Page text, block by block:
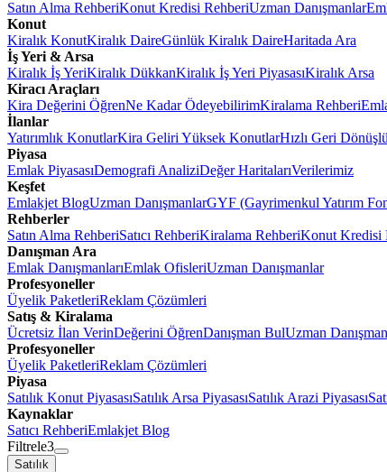
Satın Alma RehberiKonut Kredisi RehberiUzman Danışmanlar
Konut
Kiralık KonutKiralık DaireGünlük Kiralık DaireHaritada Ara
İş Yeri & Arsa
Kiralık İş YeriKiralık DükkanKiralık İş Yeri PiyasasıKiralık Arsa
Kiracı Araçları
Kira Değerini ÖğrenNe Kadar ÖdeyebilirimKiralama Rehberi
İlanlar
Yatırımlık KonutlarKira Geliri Yüksek KonutlarHızlı Geri
Piyasa
Emlak PiyasasıDemografi AnaliziDeğer HaritalarıVerilerimiz
Keşfet
Emlakjet BlogUzman DanışmanlarGYF (Gayrimenkul Yatırım
Rehberler
Satın Alma RehberiSatıcı RehberiKiralama RehberiKonut Kredisi
Danışman Ara
Emlak DanışmanlarıEmlak OfisleriUzman Danışmanlar
Profesyoneller
Üyelik PaketleriReklam Çözümleri
Satış & Kiralama
Ücretsiz İlan VerinDeğerini ÖğrenDanışman BulUzman
Profesyoneller
Üyelik PaketleriReklam Çözümleri
Piyasa
Satılık Konut PiyasasıSatılık Arsa PiyasasıSatılık Arazi Piyasası
Kaynaklar
Satıcı RehberiEmlakjet Blog
Filtrele3
Satılık